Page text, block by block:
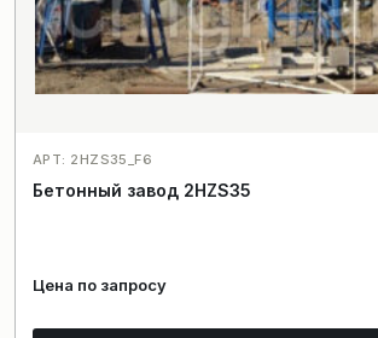
АРТ: 2HZS35_F6
Бетонный завод 2HZS35
Цена по запросу